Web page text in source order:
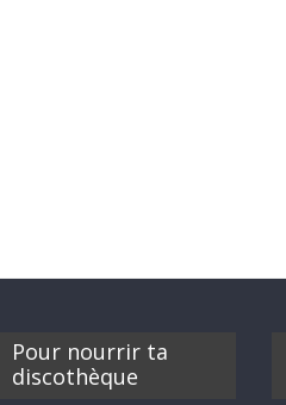
Pour nourrir ta
discothèque